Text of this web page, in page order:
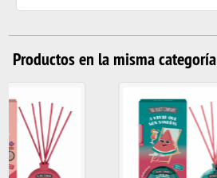
Productos en la misma categoría